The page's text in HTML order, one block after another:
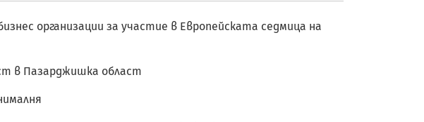
организации за участие в Европейската седмица на
в Пазарджишка област